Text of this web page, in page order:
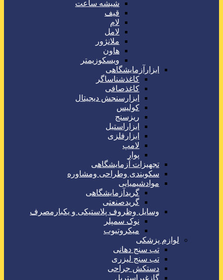
شیشه ساعت
قیف
لام
لامل
ملانژور
هاون
ویسکوزیمتر
ابزارآزمایشگاهی
کاغذشناساگر
کاغذصافی
ابزارسنجش دیجیتال
کولیس
ریزسنج
ابزاراستیل
ابزارفلزی
لامپ
پوار
تجهیزات آزمایشگاهی
سکوبندی وطراحی ومشاوره
موادشیمیایی
گریدآزمایشگاهی
گریدصنعتی
وسایل وظروف پلاستیکی و یکبارمصرف
نوک سمپلر
میکروتیوب
لوازم پزشکی
تب سنج دهانی
تب سنج لیزری
دستکش جراحی
گازغیراستریل